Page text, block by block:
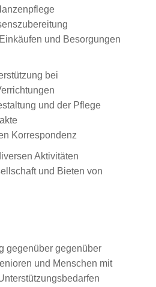
und Besorgungen
bei
und der Pflege
Korrespondenz
Aktivitäten
und Bieten von
gegenüber gegenüber
und Menschen mit